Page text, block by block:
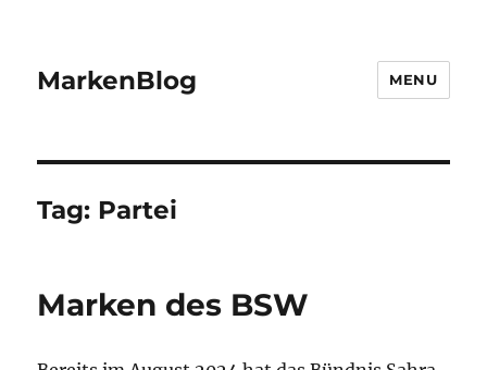
MarkenBlog MENU
Tag: Partei
Marken des BSW